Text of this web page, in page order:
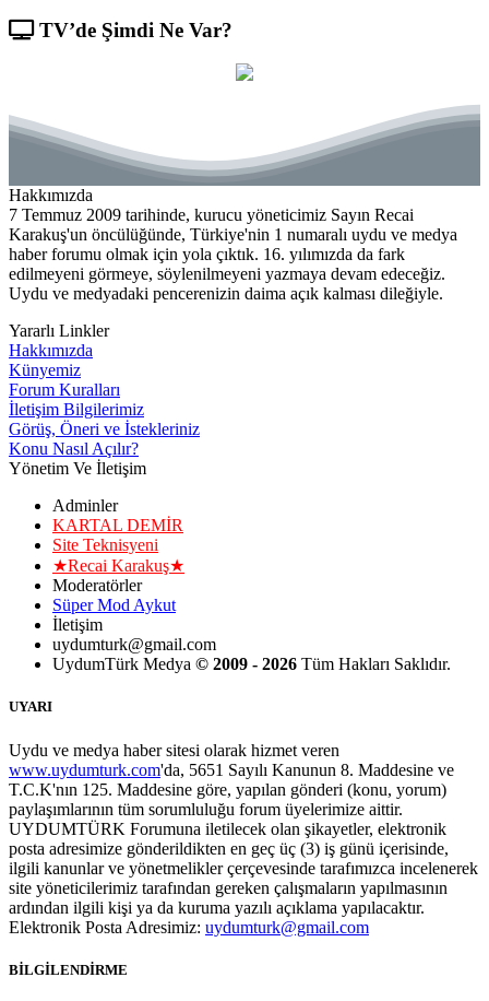
TV’de Şimdi Ne Var?
Hakkımızda
7 Temmuz 2009 tarihinde, kurucu yöneticimiz Sayın Recai
Karakuş'un öncülüğünde, Türkiye'nin 1 numaralı uydu ve medya
haber forumu olmak için yola çıktık. 16. yılımızda da fark
edilmeyeni görmeye, söylenilmeyeni yazmaya devam edeceğiz.
Uydu ve medyadaki pencerenizin daima açık kalması dileğiyle.
Yararlı Linkler
Hakkımızda
Künyemiz
Forum Kuralları
İletişim Bilgilerimiz
Görüş, Öneri ve İstekleriniz
Konu Nasıl Açılır?
Yönetim Ve İletişim
Adminler
KARTAL DEMİR
Site Teknisyeni
★Recai Karakuş★
Moderatörler
Süper Mod Aykut
İletişim
uydumturk@gmail.com
UydumTürk Medya © 2009 - 2026 Tüm Hakları Saklıdır.
UYARI
Uydu ve medya haber sitesi olarak hizmet veren
www.uydumturk.com'da, 5651 Sayılı Kanunun 8. Maddesine ve
T.C.K'nın 125. Maddesine göre, yapılan gönderi (konu, yorum)
paylaşımlarının tüm sorumluluğu forum üyelerimize aittir.
UYDUMTÜRK Forumuna iletilecek olan şikayetler, elektronik
posta adresimize gönderildikten en geç üç (3) iş günü içerisinde,
ilgili kanunlar ve yönetmelikler çerçevesinde tarafımızca incelenerek
site yöneticilerimiz tarafından gereken çalışmaların yapılmasının
ardından ilgili kişi ya da kuruma yazılı açıklama yapılacaktır.
Elektronik Posta Adresimiz: uydumturk@gmail.com
BİLGİLENDİRME